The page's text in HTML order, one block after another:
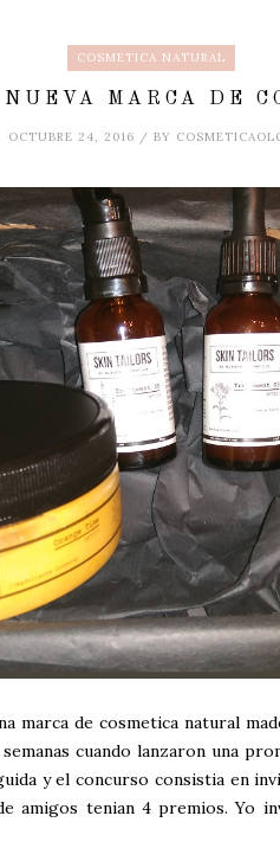
COSMETICA NATURAL
MARCA DE
OCTUBRE 24, 2016 / BY
marca de cosmetica natural
cuando lanzaron una
y el concurso consistia en
amigos tenian 4 premios. Yo